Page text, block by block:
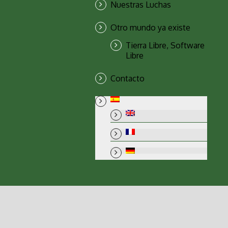
Nuestras Luchas
Otro mundo ya existe
Tierra Libre, Software
Libre
Contacto